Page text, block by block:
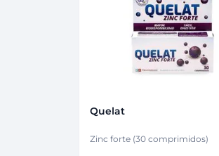
Quelat
Zinc forte (30 comprimidos)